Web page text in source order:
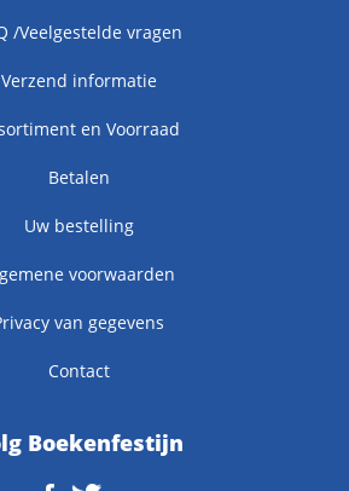
/Veelgestelde vragen
Verzend informatie
en Voorraad
Betalen
Uw bestelling
voorwaarden
van gegevens
Contact
Boekenfestijn